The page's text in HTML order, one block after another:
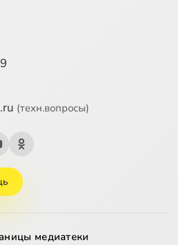
(техн.вопросы)
медиатеки